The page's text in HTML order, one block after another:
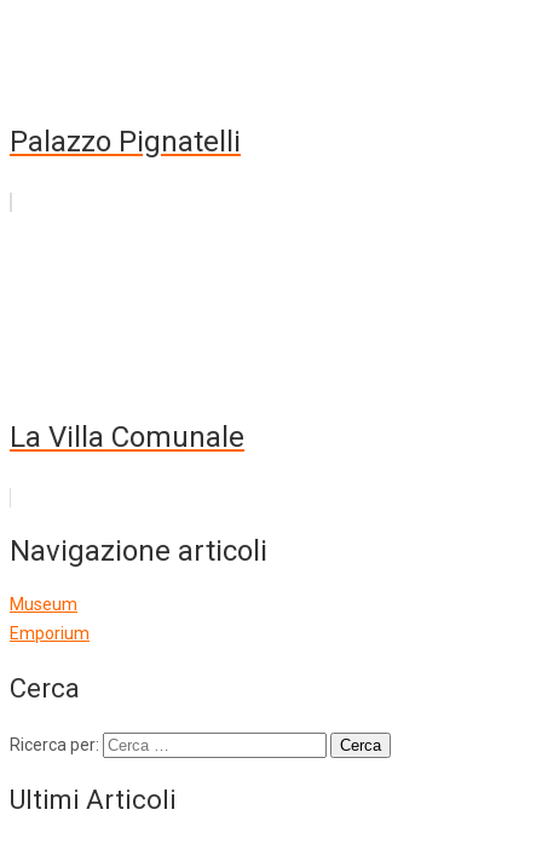
Palazzo Pignatelli
La Villa Comunale
Navigazione articoli
Museum
Emporium
Cerca
Ricerca per:
Ultimi Articoli